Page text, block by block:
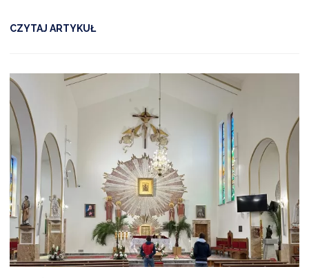
CZYTAJ ARTYKUŁ